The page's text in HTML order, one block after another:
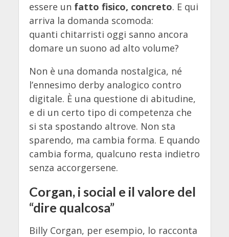
essere un fatto fisico, concreto. E qui
arriva la domanda scomoda:
quanti chitarristi oggi sanno ancora
domare un suono ad alto volume?
Non è una domanda nostalgica, né
l’ennesimo derby analogico contro
digitale. È una questione di abitudine,
e di un certo tipo di competenza che
si sta spostando altrove. Non sta
sparendo, ma cambia forma. E quando
cambia forma, qualcuno resta indietro
senza accorgersene.
Corgan, i social e il valore del
“dire qualcosa”
Billy Corgan, per esempio, lo racconta